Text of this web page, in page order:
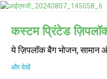
कस्टम प्रिंटेड
ये ज़िपलॉक बैग भोजन, सामान
और देखें